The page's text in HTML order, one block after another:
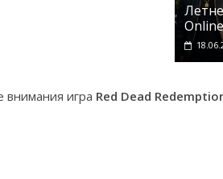
внимания игра Red Dead